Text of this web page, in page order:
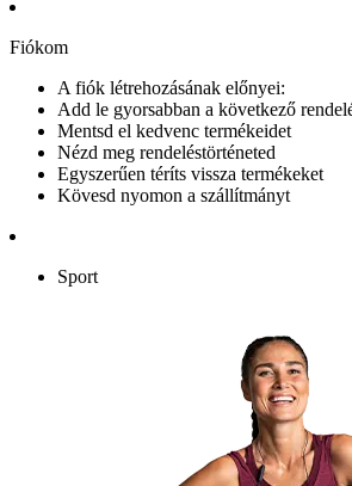
Fiókom
A fiók létrehozásának előnyei:
Add le gyorsabban a következő
Mentsd el kedvenc termékeidet
Nézd meg rendeléstörténeted
Egyszerűen téríts vissza termékeket
Kövesd nyomon a szállítmányt
Sport